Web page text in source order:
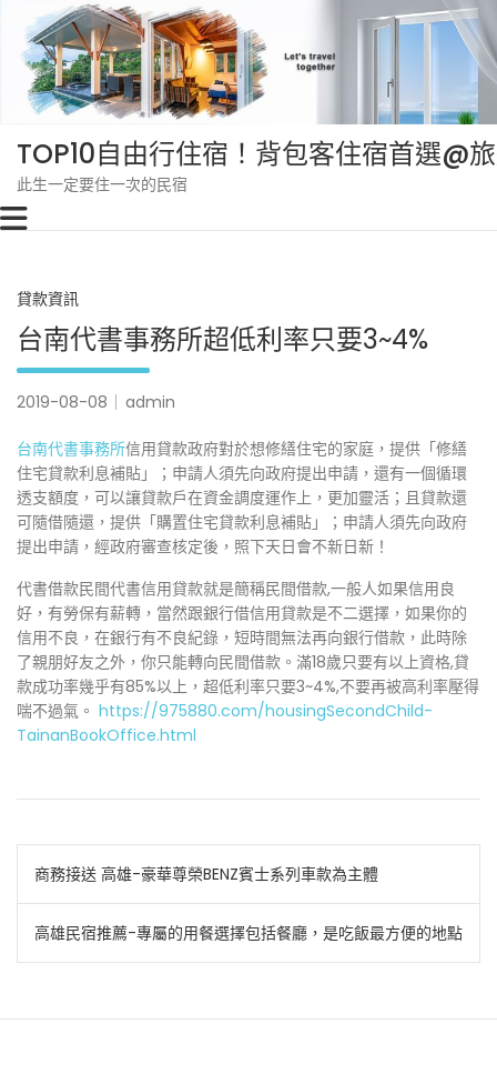
content
TOP10自由行住宿！背包客住宿首選@
此生一定要住一次的民宿
貸款資訊
台南代書事務所超低利率只要3~4%
2019-08-08 admin
台南代書事務所信用貸款政府對於想修繕住宅的家庭，提供「修繕
住宅貸款利息補貼」；申請人須先向政府提出申請，還有一個循環
透支額度，可以讓貸款戶在資金調度運作上，更加靈活；且貸款還
可隨借隨還，提供「購置住宅貸款利息補貼」；申請人須先向政府
提出申請，經政府審查核定後，照下天日會不新日新！
代書借款民間代書信用貸款就是簡稱民間借款,一般人如果信用良
好，有勞保有薪轉，當然跟銀行借信用貸款是不二選擇，如果你的
信用不良，在銀行有不良紀錄，短時間無法再向銀行借款，此時除
了親朋好友之外，你只能轉向民間借款。滿18歲只要有以上資格,貸
款成功率幾乎有85%以上，超低利率只要3~4%,不要再被高利率壓得
喘不過氣。 https://975880.com/housingSecondChild-
TainanBookOffice.html
文
章
導
覽
商務接送 高雄-豪華尊榮BENZ賓士系列車款為主體
高雄民宿推薦-專屬的用餐選擇包括餐廳，是吃飯最方便的地點